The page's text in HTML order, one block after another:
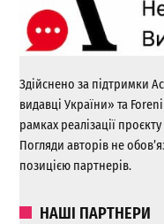
Здійснено за підтримки
видавці України» та
рамках реалізації
Погляди авторів не
позицією партнерів.
НАШІ ПАРТНЕРИ